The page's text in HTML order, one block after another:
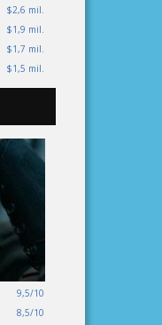
$2,6 mil.
$1,9 mil.
$1,7 mil.
$1,5 mil.
9,5/10
8,5/10